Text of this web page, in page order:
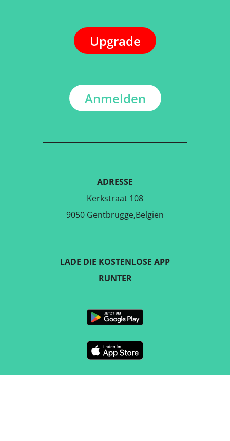
Upgrade
Anmelden
ADRESSE
Kerkstraat 108
9050 Gentbrugge,Belgien
LADE DIE KOSTENLOSE APP
RUNTER